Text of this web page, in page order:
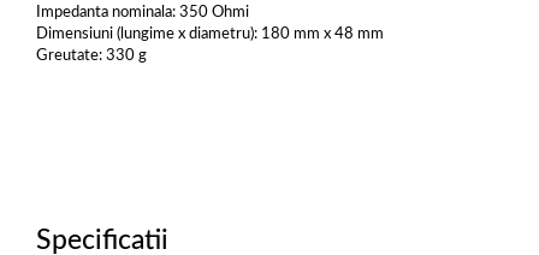
Impedanta nominala: 350 Ohmi
Dimensiuni (lungime x diametru): 180 mm x 48 mm
Greutate: 330 g
Specificatii